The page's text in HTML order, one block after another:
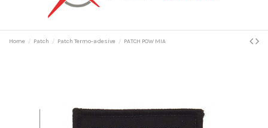
Home Patch Patch Termo-adesive PATCH POW MIA